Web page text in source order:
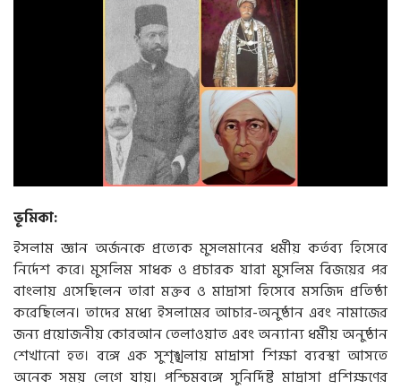
ভূমিকা:
ইসলাম জ্ঞান অর্জনকে প্রত্যেক মুসলমানের ধর্মীয় কর্তব্য হিসেবে
নির্দেশ করে। মুসলিম সাধক ও প্রচারক যারা মুসলিম বিজয়ের পর
বাংলায় এসেছিলেন তারা মক্তব ও মাদ্রাসা হিসেবে মসজিদ প্রতিষ্ঠা
করেছিলেন। তাদের মধ্যে ইসলামের আচার-অনুষ্ঠান এবং নামাজের
জন্য প্রয়োজনীয় কোরআন তেলাওয়াত এবং অন্যান্য ধর্মীয় অনুষ্ঠান
শেখানো হত। বঙ্গে এক সুশৃঙ্খলায় মাদ্রাসা শিক্ষা ব্যবস্থা আসতে
অনেক সময় লেগে যায়। পশ্চিমবঙ্গে সুনির্দিষ্ট মাদ্রাসা প্রশিক্ষণের